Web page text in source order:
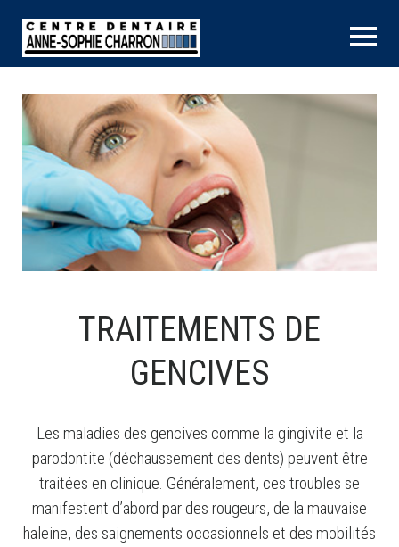
TRAITEMENTS DE
GENCIVES
Les maladies des gencives comme la gingivite et la
parodontite (déchaussement des dents) peuvent être
traitées en clinique. Généralement, ces troubles se
manifestent d’abord par des rougeurs, de la mauvaise
haleine, des saignements occasionnels et des mobilités